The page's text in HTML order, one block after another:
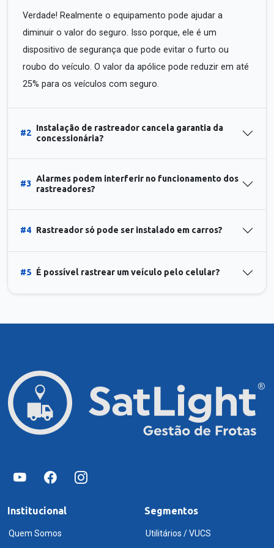
Verdade! Realmente o equipamento pode ajudar a
diminuir o valor do seguro. Isso porque, ele é um
dispositivo de segurança que pode evitar o furto ou
roubo do veículo. O valor da apólice pode reduzir em até
25% para os veículos com seguro.
#2
Instalação de rastreador cancela garantia da
concessionária?
#3
Alarmes podem interferir no funcionamento dos
rastreadores?
#4 Rastreador só pode ser instalado em carros?
#5 É possível rastrear um veículo pelo celular?
Institucional
Quem Somos
Segmentos
Utilitários / VUCS